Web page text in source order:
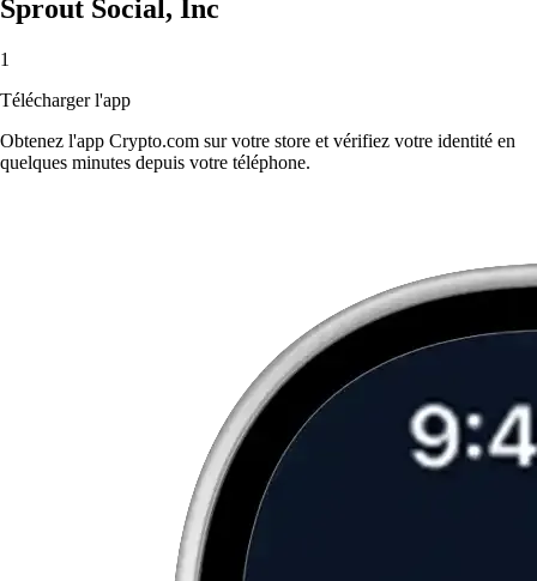
Sprout Social, Inc
1
Télécharger l'app
Obtenez l'app Crypto.com sur votre store et vérifiez votre identité en
quelques minutes depuis votre téléphone.